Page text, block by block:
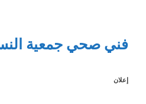
فني صحي جمعية النسيم
إعلان